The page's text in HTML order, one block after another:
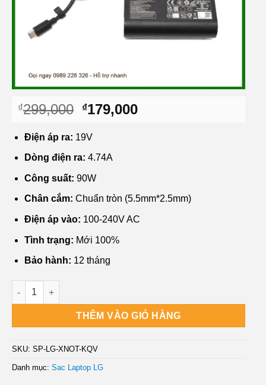
₫299,000 Giá
là:
₫299,000.
₫179,000Giá
Điện áp ra: 19V
Dòng điện ra: 4.74A
Công suất: 90W
Chân cắm: Chuẩn tròn (5.5mm*2.5mm)
Điện áp vào: 100-240V AC
Tình trạng: Mới 100%
Bảo hành: 12 tháng
Sạc Laptop LG XNOTE R700, R710 - Giá Rẻ, Lấy Liền, Gần
THÊM VÀO GIỎ HÀNG
SKU: SP-LG-XNOT-KQV
Danh mục: Sac Laptop LG